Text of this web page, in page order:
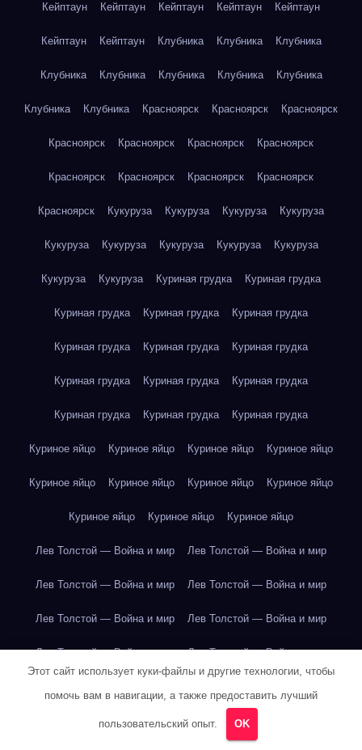
Кейптаун Кейптаун Кейптаун Кейптаун Кейптаун
Кейптаун Кейптаун Клубника Клубника Клубника
Клубника Клубника Клубника Клубника Клубника
Клубника Клубника Красноярск Красноярск Красноярск
Красноярск Красноярск Красноярск Красноярск
Красноярск Красноярск Красноярск Красноярск
Красноярск Кукуруза Кукуруза Кукуруза Кукуруза
Кукуруза Кукуруза Кукуруза Кукуруза Кукуруза
Кукуруза Кукуруза Куриная грудка Куриная грудка
Куриная грудка Куриная грудка Куриная грудка
Куриная грудка Куриная грудка Куриная грудка
Куриная грудка Куриная грудка Куриная грудка
Куриная грудка Куриная грудка Куриная грудка
Куриное яйцо Куриное яйцо Куриное яйцо Куриное яйцо
Куриное яйцо Куриное яйцо Куриное яйцо Куриное яйцо
Куриное яйцо Куриное яйцо Куриное яйцо
Лев Толстой — Война и мир Лев Толстой — Война и мир
Лев Толстой — Война и мир Лев Толстой — Война и мир
Лев Толстой — Война и мир Лев Толстой — Война и мир
Лев Толстой — Война и мир Лев Толстой — Война и мир
Лев Толстой — Война и мир Лев Толстой — Война и мир
Этот сайт использует куки-файлы и другие технологии, чтобы
помочь вам в навигации, а также предоставить лучший
пользовательский опыт. OK